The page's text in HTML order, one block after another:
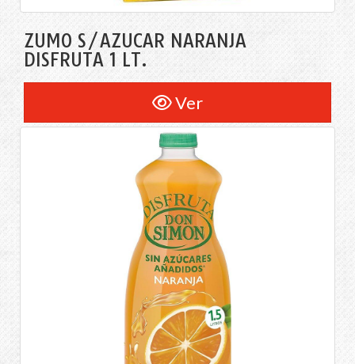
ZUMO S/AZÚCAR NARANJA
DISFRUTA 1 LT.
Ver